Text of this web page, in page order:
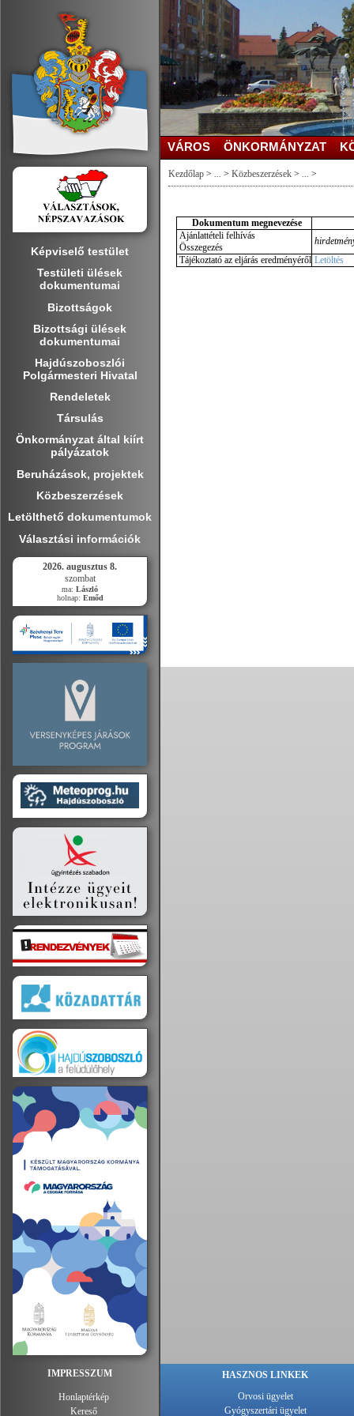
Képviselő testület
Testületi ülések
dokumentumai
Bizottságok
Bizottsági ülések
dokumentumai
Hajdúszoboszlói
Polgármesteri Hivatal
Rendeletek
Társulás
Önkormányzat által kiírt
pályázatok
Beruházások, projektek
Közbeszerzések
Letölthető dokumentumok
Választási információk
2026. augusztus 8.
szombat
ma: László
holnap: Emőd
VÁROS ÖNKORMÁNYZAT
Kezdőlap > ... > Közbeszerzések > ... >
Dokumentum megnevezése
Ajánlattételi felhívás
Összegezés
Tájékoztató az eljárás eredményéről Letöltés
IMPRESSZUM
Honlaptérkép
Kereső
HASZNOS LINKEK
Orvosi ügyelet
Gyógyszertári ügyelet